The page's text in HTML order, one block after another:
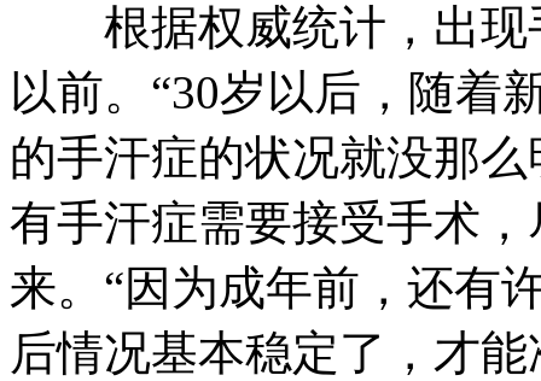
根据权威统计，出现
以前。“30岁以后，随着
的手汗症的状况就没那
有手汗症需要接受手术
来。“因为成年前，还有
后情况基本稳定了，才